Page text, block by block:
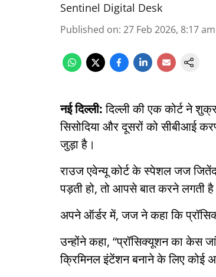
Sentinel Digital Desk
Published on: 27 Feb 2026, 8:17 am
नई दिल्ली:दिल्ली की एक कोर्ट ने
सिसोदिया और दूसरों को सीबीआई
जुड़ा है।
राउज एवेन्यू कोर्ट के स्पेशल जज
पड़ती हो, तो आपसे बात करने लगती
अपने ऑर्डर में, जज ने कहा कि
उन्होंने कहा, “प्रॉसिक्यूशन का केस
क्रिमिनल इंटेंशन बनाने के लिए कोई